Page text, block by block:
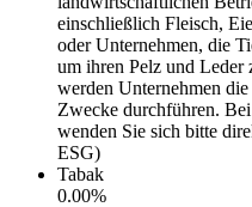
einschließlich Fleisch,
oder Unternehmen, die
um ihren Pelz und Leder
werden Unternehmen
Zwecke durchführen.
wenden Sie sich bitte
ESG)
Tabak
0.00%